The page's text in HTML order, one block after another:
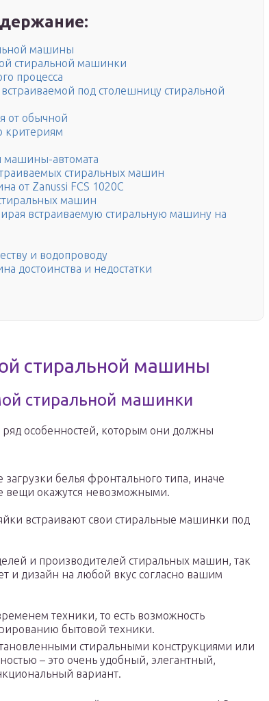
машины
стиральной машинки
процесса
под столешницу стиральной
от обычной
критериям
машины-автомата
стиральных машин
от Zanussi FCS 1020C
машин
встраиваемую стиральную машину на
и водопроводу
достоинства и недостатки
стиральной машины
стиральной машинки
особенностей, которым они должны
загрузки белья фронтального типа, иначе
вещи окажутся невозможными.
встраивают свои стиральные машинки под
и производителей стиральных машин, так
и дизайн на любой вкус согласно вашим
техники, то есть возможность
бытовой техники.
стиральными конструкциями или
– это очень удобный, элегантный,
вариант.